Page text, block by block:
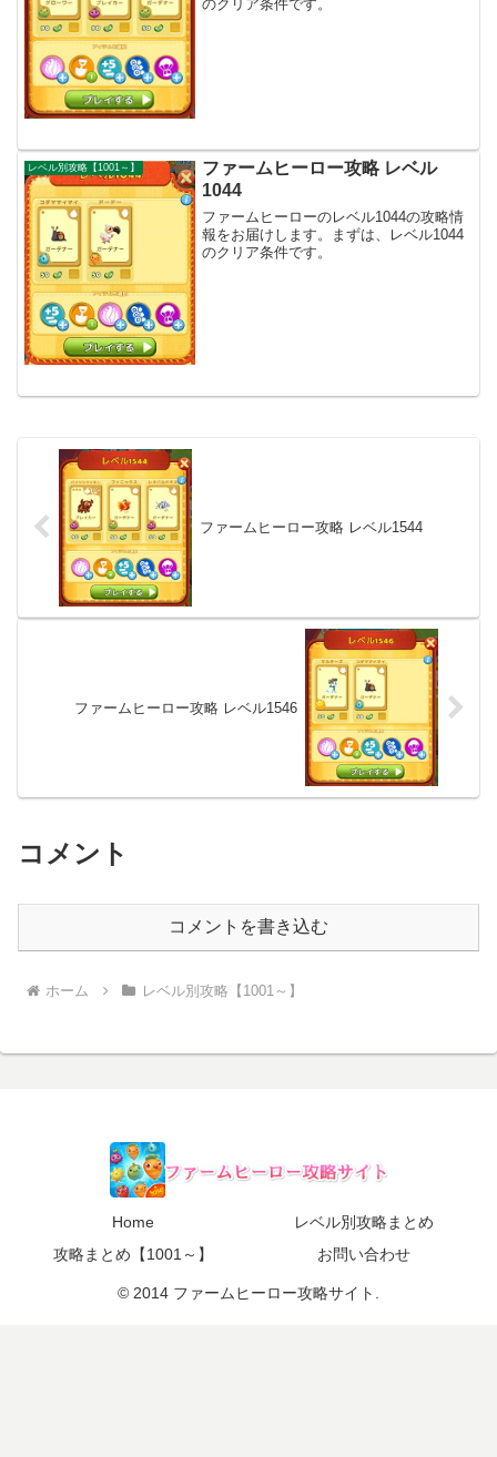
のクリア条件です。
レベル別攻略【1001～】
ファームヒーロー攻略 レベル
1044
ファームヒーローのレベル1044の攻略情
報をお届けします。まずは、レベル1044
のクリア条件です。
ファームヒーロー攻略 レベル1544
ファームヒーロー攻略 レベル1546
コメント
コメントを書き込む
ホーム レベル別攻略【1001～】
Home
レベル別攻略まとめ
攻略まとめ【1001～】
お問い合わせ
© 2014 ファームヒーロー攻略サイト.